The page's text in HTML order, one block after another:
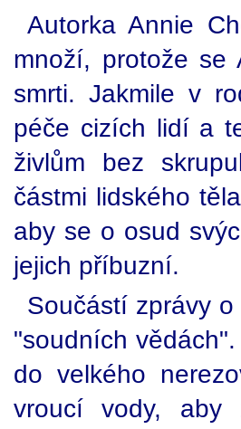
Autorka Annie
množí, protože se
smrti. Jakmile v
péče cizích lidí a
živlům bez
částmi lidského
aby se o osud
jejich příbuzní.
Součástí zprávy
"soudních
do velkého
vroucí vody, aby